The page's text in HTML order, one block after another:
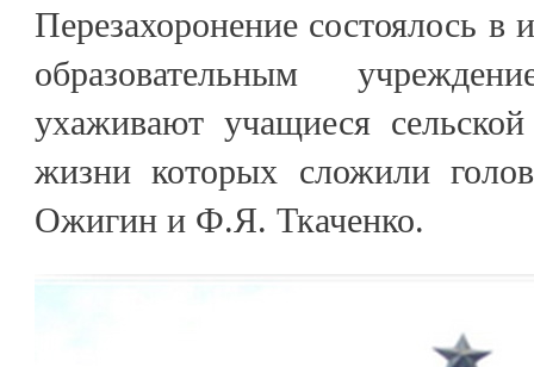
Перезахоронение состоялось в
образовательным
ухаживают учащиеся
жизни которых сложили
Ожигин и Ф.Я. Ткаченко.